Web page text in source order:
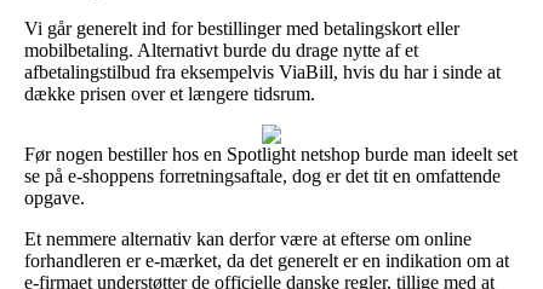
Vi går generelt ind for bestillinger med betalingskort eller
mobilbetaling. Alternativt burde du drage nytte af et
afbetalingstilbud fra eksempelvis ViaBill, hvis du har i sinde at
dække prisen over et længere tidsrum.
Før nogen bestiller hos en Spotlight netshop burde man ideelt set
se på e-shoppens forretningsaftale, dog er det tit en omfattende
opgave.
Et nemmere alternativ kan derfor være at efterse om online
forhandleren er e-mærket, da det generelt er en indikation om at
e-firmaet understøtter de officielle danske regler, tillige med at